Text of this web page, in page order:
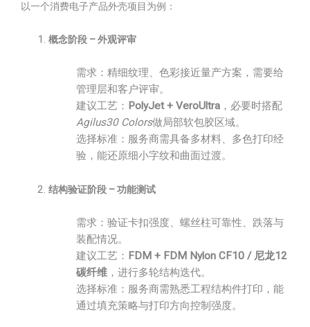
以一个消费电子产品外壳项目为例：
概念阶段 – 外观评审
需求：精细纹理、色彩接近量产方案，需要给
管理层和客户评审。
建议工艺： PolyJet + VeroUltra ，必要时搭配
Agilus30 Colors做局部软包胶区域。
选择标准：服务商需具备多材料、多色打印经
验，能还原细小字纹和曲面过渡。
结构验证阶段 – 功能测试
需求：验证卡扣强度、螺丝柱可靠性、跌落与
装配情况。
建议工艺： FDM + FDM Nylon CF10 / 尼龙12
碳纤维 ，进行多轮结构迭代。
选择标准：服务商需熟悉工程结构件打印，能
通过填充策略与打印方向控制强度。